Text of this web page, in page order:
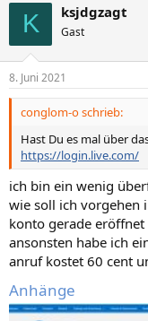
e
n
K ksjdgzagt
Gast
8. Juni 2021
conglom-o schrieb:
Hast Du es mal über
https://login.live.com/
ich bin ein wenig
wie soll ich vorgehen
konto gerade
ansonsten habe ich
anruf kostet 60 cent
Anhänge